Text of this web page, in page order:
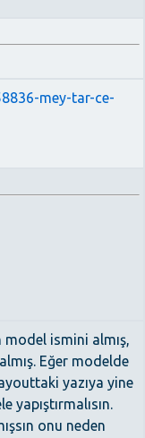
mey-tar-ce-
ismini almış,
Eğer modelde
yazıya yine
onu neden